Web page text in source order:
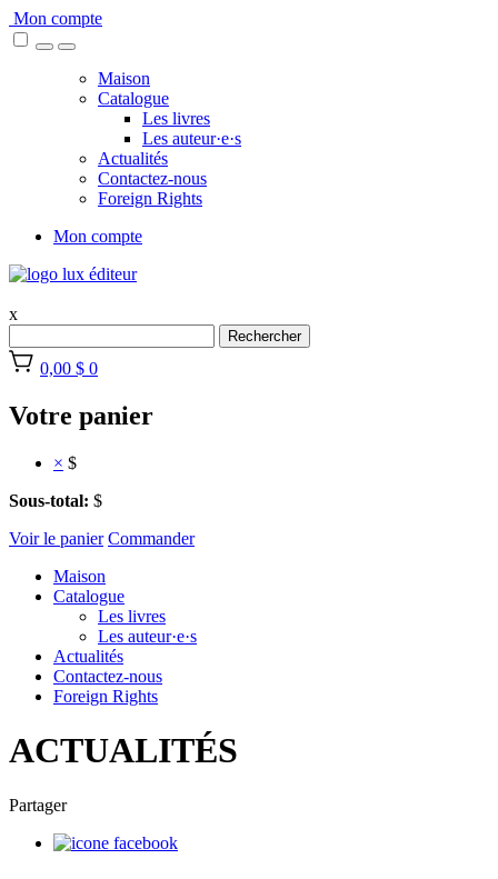
Skip
to
Mon compte
Maison
Catalogue
Les livres
Les auteur·e·s
Actualités
Contactez-nous
Foreign Rights
Mon compte
x
Rechercher
0,00 $ 0
Votre panier
× $
Sous-total: $
Voir le panier Commander
Maison
Catalogue
Les livres
Les auteur·e·s
Actualités
Contactez-nous
Foreign Rights
ACTUALITÉS
Partager